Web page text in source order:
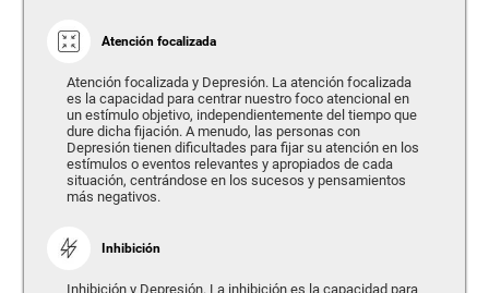
Atención focalizada
Atención focalizada y Depresión. La atención focalizada
es la capacidad para centrar nuestro foco atencional en
un estímulo objetivo, independientemente del tiempo que
dure dicha fijación. A menudo, las personas con
Depresión tienen dificultades para fijar su atención en los
estímulos o eventos relevantes y apropiados de cada
situación, centrándose en los sucesos y pensamientos
más negativos.
Inhibición
Inhibición y Depresión. La inhibición es la capacidad para